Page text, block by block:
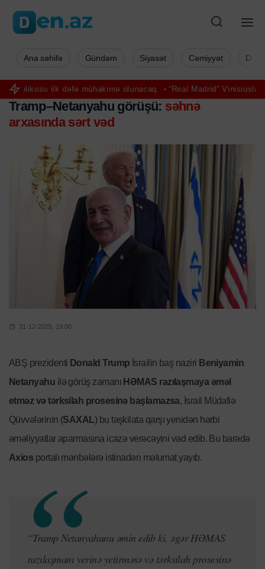
ilk dəfə mühakimə olunacaq “Real Madrid” Vinisiusla
Ana səhifə Gündəm Siyasət Cəmiyyət
Tramp–Netanyahu görüşü: səhnə
arxasında sərt vəd
31-12-2025, 19:00
ABŞ prezidenti Donald Trump İsrailin baş naziri Beniyamin
Netanyahu ilə görüş zamanı HƏMAS razılaşmaya əməl
etməz və tərksilah prosesinə başlamazsa, İsrail Müdafiə
Qüvvələrinin (SAXAL) bu təşkilata qarşı yenidən hərbi
əməliyyatlar aparmasına icazə verəcəyini vəd edib. Bu barədə
Axios portalı mənbələrə istinadən məlumat yayıb.
“Tramp Netanyahunu əmin edib ki, əgər HƏMAS
razılaşmanı yerinə yetirməsə və tərksilah prosesinə